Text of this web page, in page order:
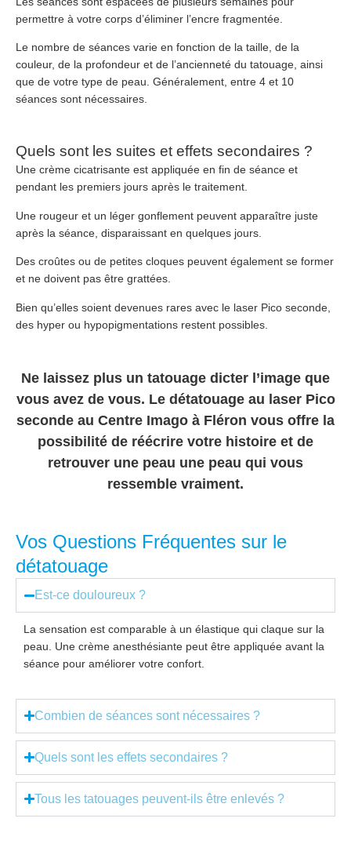
permettre à votre corps d’éliminer l’encre fragmentée.
Le nombre de séances varie en fonction de la taille, de la
couleur, de la profondeur et de l’ancienneté du tatouage, ainsi
que de votre type de peau. Généralement, entre 4 et 10
séances sont nécessaires.
Quels sont les suites et effets secondaires ?
Une crème cicatrisante est appliquée en fin de séance et
pendant les premiers jours après le traitement.
Une rougeur et un léger gonflement peuvent apparaître juste
après la séance, disparaissant en quelques jours.
Des croûtes ou de petites cloques peuvent également se former
et ne doivent pas être grattées.
Bien qu’elles soient devenues rares avec le laser Pico seconde,
des hyper ou hypopigmentations restent possibles.
Ne laissez plus un tatouage dicter l’image que
vous avez de vous. Le détatouage au laser Pico
seconde au Centre Imago à Fléron vous offre la
possibilité de réécrire votre histoire et de
retrouver une peau une peau qui vous
ressemble vraiment.
Vos Questions Fréquentes sur le
détatouage
Est-ce douloureux ?
La sensation est comparable à un élastique qui claque sur la
peau. Une crème anesthésiante peut être appliquée avant la
séance pour améliorer votre confort.
Combien de séances sont nécessaires ?
Quels sont les effets secondaires ?
Tous les tatouages peuvent-ils être enlevés ?